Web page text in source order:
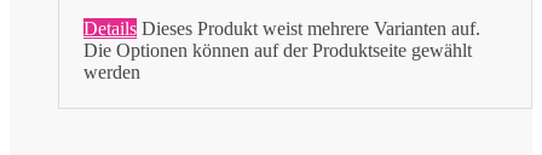
Details Dieses Produkt weist mehrere Varianten auf.
Die Optionen können auf der Produktseite gewählt
werden